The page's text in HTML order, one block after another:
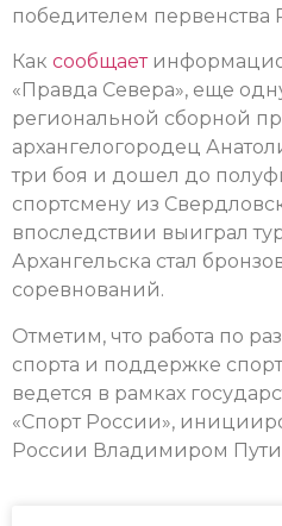
победителем первенства
Как сообщает
«Правда Севера», еще
региональной сборной
архангелогородец
три боя и дошел до
спортсмену из
впоследствии выиграл
Архангельска стал
соревнований.
Отметим, что работа по
спорта и поддержке
ведется в рамках
«Спорт России»,
России Владимиром